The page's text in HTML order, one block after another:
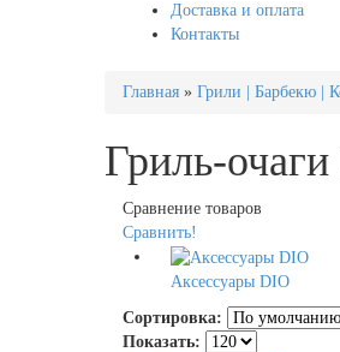
Доставка и оплата
Контакты
Главная » Грили | Барбекю |
Гриль-
Сравнение товаров
Сравнить!
Аксессуары DIO
Сортировка:
Показать: